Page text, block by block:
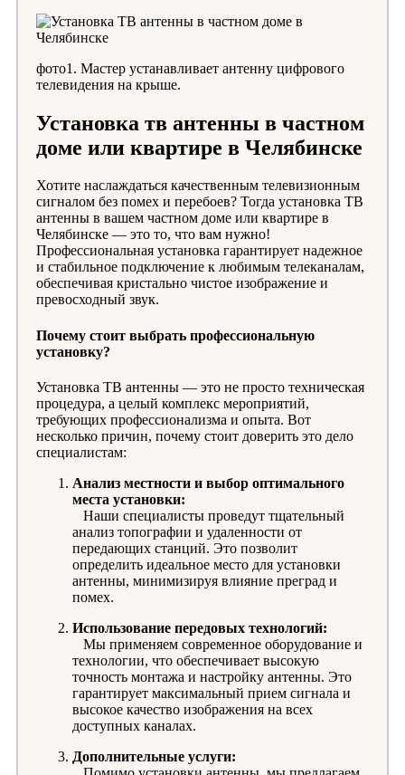
фото1. Мастер устанавливает антенну цифрового
телевидения на крыше.
Установка тв антенны в частном
доме или квартире в Челябинске
Хотите наслаждаться качественным телевизионным
сигналом без помех и перебоев? Тогда установка ТВ
антенны в вашем частном доме или квартире в
Челябинске — это то, что вам нужно!
Профессиональная установка гарантирует надежное
и стабильное подключение к любимым телеканалам,
обеспечивая кристально чистое изображение и
превосходный звук.
Почему стоит выбрать профессиональную
установку?
Установка ТВ антенны — это не просто техническая
процедура, а целый комплекс мероприятий,
требующих профессионализма и опыта. Вот
несколько причин, почему стоит доверить это дело
специалистам:
Анализ местности и выбор оптимального
места установки:
Наши специалисты проведут тщательный
анализ топографии и удаленности от
передающих станций. Это позволит
определить идеальное место для установки
антенны, минимизируя влияние преград и
помех.
Использование передовых технологий:
Мы применяем современное оборудование и
технологии, что обеспечивает высокую
точность монтажа и настройку антенны. Это
гарантирует максимальный прием сигнала и
высокое качество изображения на всех
доступных каналах.
Дополнительные услуги: